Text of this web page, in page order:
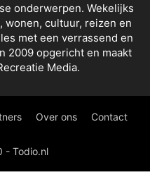
onderwerpen. Wekelijks
wonen, cultuur, reizen en
met een verrassend en
2009 opgericht en maakt
Media.
Over ons Contact
- Todio.nl